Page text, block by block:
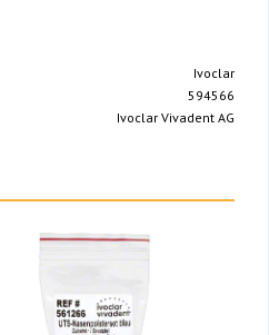
Ivoclar
594566
Ivoclar Vivadent AG